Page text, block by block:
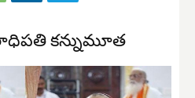
కన్నుమూత